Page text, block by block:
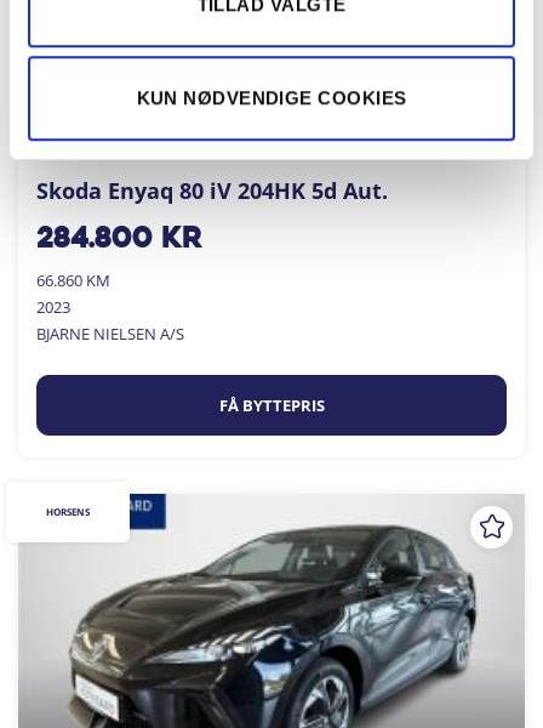
KUN NØDVENDIGE COOKIES
Skoda Enyaq 80 iV 204HK 5d Aut.
284.800kr
66.860 KM
2023
BJARNE NIELSEN A/S
FÅ BYTTEPRIS
HORSENS